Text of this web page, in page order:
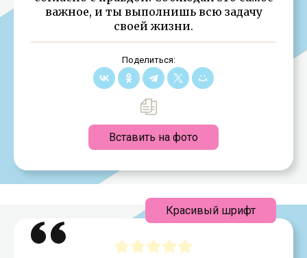
важное, и ты выполнишь всю задачу
своей жизни.
Поделиться:
Вставить на фото
Красивый шрифт